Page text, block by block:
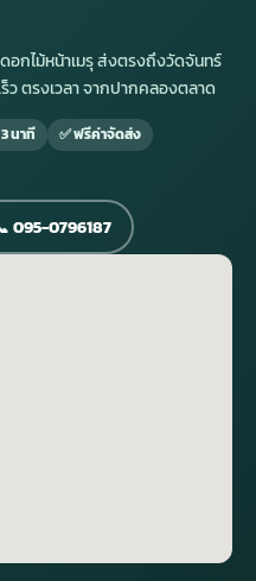
กไม้หน้าเมรุ ส่งตรงถึงวัดจันทร์
ว ตรงเวลา จากปากคลองตลาด
นาที
✅ ฟรีค่าจัดส่ง
095-0796187